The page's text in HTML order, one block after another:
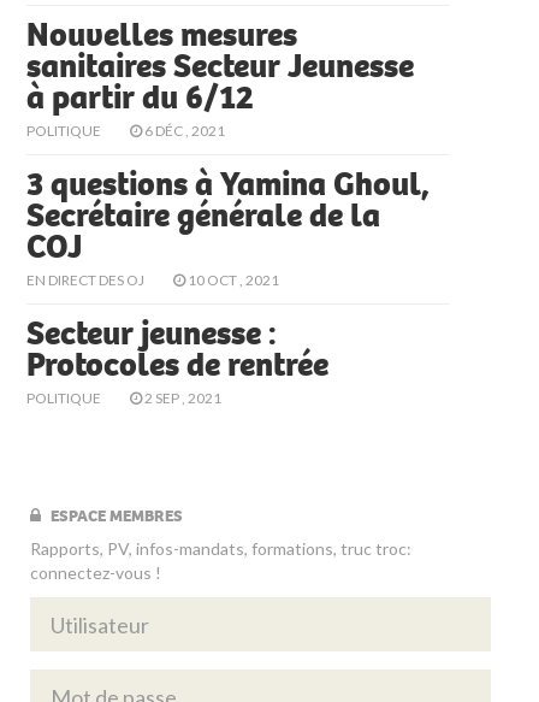
Nouvelles mesures
sanitaires Secteur Jeunesse
à partir du 6/12
POLITIQUE 6 DÉC , 2021
3 questions à Yamina Ghoul,
Secrétaire générale de la
COJ
EN DIRECT DES OJ 10 OCT , 2021
Secteur jeunesse :
Protocoles de rentrée
POLITIQUE 2 SEP , 2021
ESPACE MEMBRES
Rapports, PV, infos-mandats, formations, truc troc:
connectez-vous !